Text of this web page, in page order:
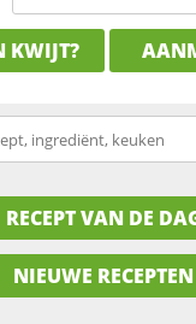
KWIJT?
RECEPT VAN DE
NIEUWE RECEPTEN